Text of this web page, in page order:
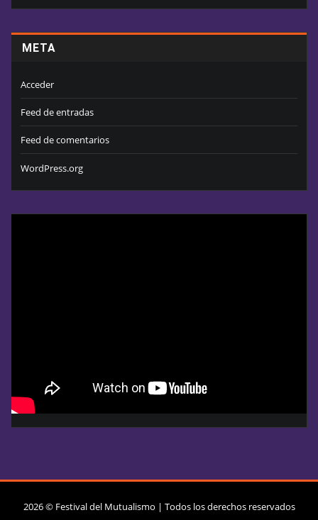
META
Acceder
Feed de entradas
Feed de comentarios
WordPress.org
2026 © Festival del Mutualismo | Todos los derechos reservados